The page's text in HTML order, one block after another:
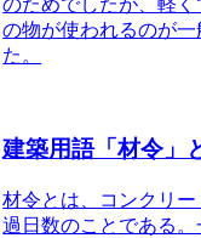
のためでしたが、軽
の物が使われるのが
た。
建築用語「材令」
材令とは、コンクリ
過日数のことである